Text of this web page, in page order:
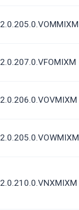
2.0.205.0.VOMMIXM
2.0.207.0.VFOMIXM
2.0.206.0.VOVMIXM
2.0.205.0.VOWMIXM
2.0.210.0.VNXMIXM